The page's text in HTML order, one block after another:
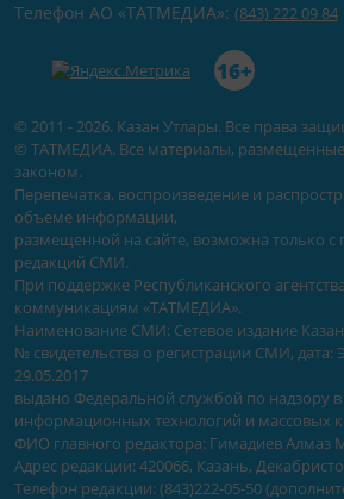
© 2011 - 2026. Казан Утлары. Все права
© ТАТМЕДИА. Все материалы,
законом.
Перепечатка, воспроизведение и
объеме информации,
размещенной на сайте, возможна только с
редакций СМИ.
При поддержке Республиканского
коммуникациям «ТАТМЕДИА».
Наименование СМИ: Сетевое издание
№ свидетельства о регистрации СМИ, дата:
29.05.2017
выдано Федеральной службой по надзору в
информационных технологий и массовых
ФИО главного редактора: Гимадиев Алмаз
Адрес редакции: 420066, Казань,
Телефон редакции: (843)222-05-50
Телефон АО «ТАТМЕДИА»: (843) 222 09 84
16+